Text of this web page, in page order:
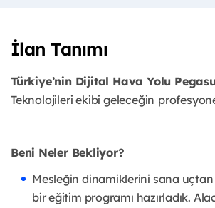
İlan Tanımı
Türkiye’nin Dijital Hava Yolu
Teknolojileri ekibi geleceğin
Beni Neler Bekliyor?
Mesleğin dinamiklerini sana
bir eğitim programı hazırladık.